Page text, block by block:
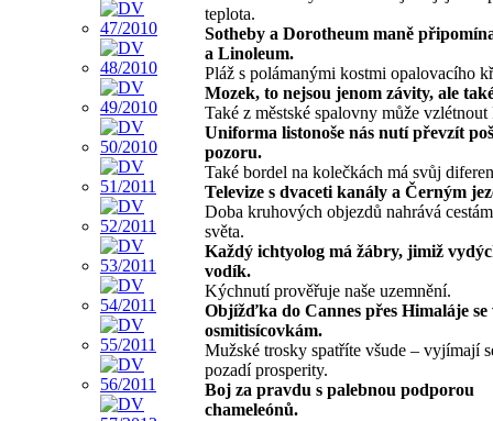
teplota.
Sotheby a Dorotheum maně
a Linoleum.
Pláž s polámanými kostmi opalovacího
Mozek, to nejsou jenom závity, ale
Také z městské spalovny může vzlétnout
Uniforma listonoše nás nutí převzít
pozoru.
Také bordel na kolečkách má svůj
Televize s dvaceti kanály a Černým
Doba kruhových objezdů nahrává
světa.
Každý ichtyolog má žábry, jimiž
vodík.
Kýchnutí prověřuje naše uzemnění.
Objížďka do Cannes přes Himaláje se
osmitisícovkám.
Mužské trosky spatříte všude – vyjímají
pozadí prosperity.
Boj za pravdu s palebnou podporou
chameleónů.